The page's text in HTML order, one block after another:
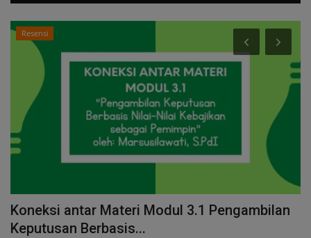
Resensi
Koneksi antar Materi Modul 3.1 Pengambilan
Keputusan Berbasis...